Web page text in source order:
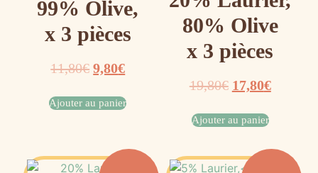
99% Olive,
x 3 pièces
11,80€ 9,80€
Ajouter au panier
80% Olive
x 3 pièces
19,80€ 17,80€
Ajouter au panier